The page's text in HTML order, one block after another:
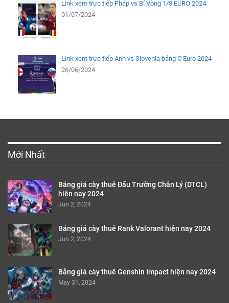
Link xem trực tiếp Pháp vs Bỉ Vòng 1/8 EURO 2024
01/07/2024
Link xem trực tiếp Anh vs Slovenia bảng C Euro 2024
26/06/2024
Mới Nhất
Bảng giá cày thuê Đấu Trường Chân Lý (DTCL)
hiện nay 2024
Jun 2, 2024
Bảng giá cày thuê Rank Valorant hiện nay 2024
Jun 2, 2024
Bảng giá cày thuê Genshin Impact hiện nay 2024
May 31, 2024